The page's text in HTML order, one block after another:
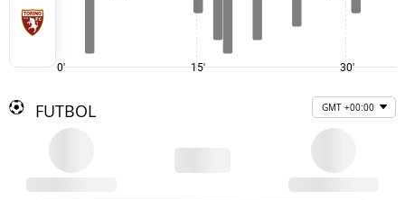
0' 15' 30'
FUTBOL GMT +00:00